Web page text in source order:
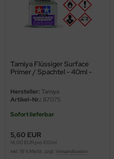
Tamiya Flüssiger Surface
Primer / Spachtel - 40ml -
Hersteller: Tamiya
Artikel-Nr.: 87075
Sofort lieferbar
5,60 EUR
14,00 EUR pro 100ml
inkl. 19 % MwSt. zzgl. Versandkosten
Factory
Tools
Model